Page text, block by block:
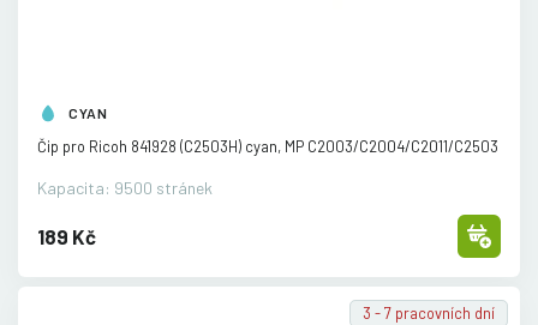
CYAN
Čip pro Ricoh 841928 (C2503H) cyan, MP C2003/C2004/C2011/C2503
Kapacita: 9500 stránek
189 Kč
3 - 7 pracovních dní